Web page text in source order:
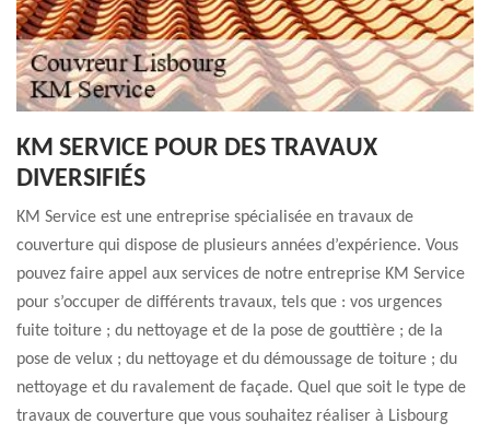
KM SERVICE POUR DES TRAVAUX
DIVERSIFIÉS
KM Service est une entreprise spécialisée en travaux de
couverture qui dispose de plusieurs années d’expérience. Vous
pouvez faire appel aux services de notre entreprise KM Service
pour s’occuper de différents travaux, tels que : vos urgences
fuite toiture ; du nettoyage et de la pose de gouttière ; de la
pose de velux ; du nettoyage et du démoussage de toiture ; du
nettoyage et du ravalement de façade. Quel que soit le type de
travaux de couverture que vous souhaitez réaliser à Lisbourg